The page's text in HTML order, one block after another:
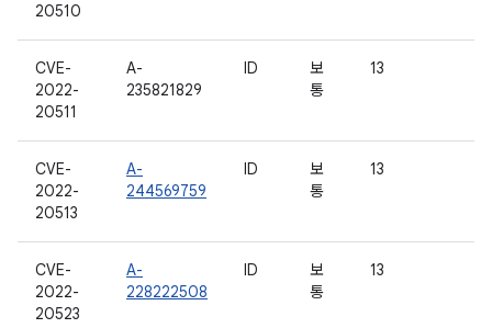
20510
CVE-
2022-
20511
A-
235821829
ID
보
통
13
CVE-
2022-
20513
A-
244569759
ID
보
통
13
CVE-
2022-
20523
A-
228222508
ID
보
통
13